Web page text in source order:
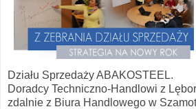
Działu Sprzedaży ABAKOSTEEL.
Doradcy Techniczno-Handlowi z
zdalnie z Biura Handlowego w